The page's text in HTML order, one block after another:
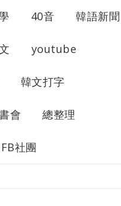
40音 韓語新聞
youtube
韓文打字
會 總整理
FB社團